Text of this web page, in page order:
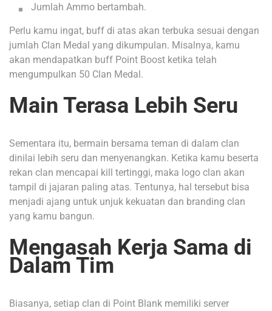
Jumlah Ammo bertambah.
Perlu kamu ingat, buff di atas akan terbuka sesuai dengan
jumlah Clan Medal yang dikumpulan. Misalnya, kamu
akan mendapatkan buff Point Boost ketika telah
mengumpulkan 50 Clan Medal.
Main Terasa Lebih Seru
Sementara itu, bermain bersama teman di dalam clan
dinilai lebih seru dan menyenangkan. Ketika kamu beserta
rekan clan mencapai kill tertinggi, maka logo clan akan
tampil di jajaran paling atas. Tentunya, hal tersebut bisa
menjadi ajang untuk unjuk kekuatan dan branding clan
yang kamu bangun.
Mengasah Kerja Sama di
Dalam Tim
Biasanya, setiap clan di Point Blank memiliki server